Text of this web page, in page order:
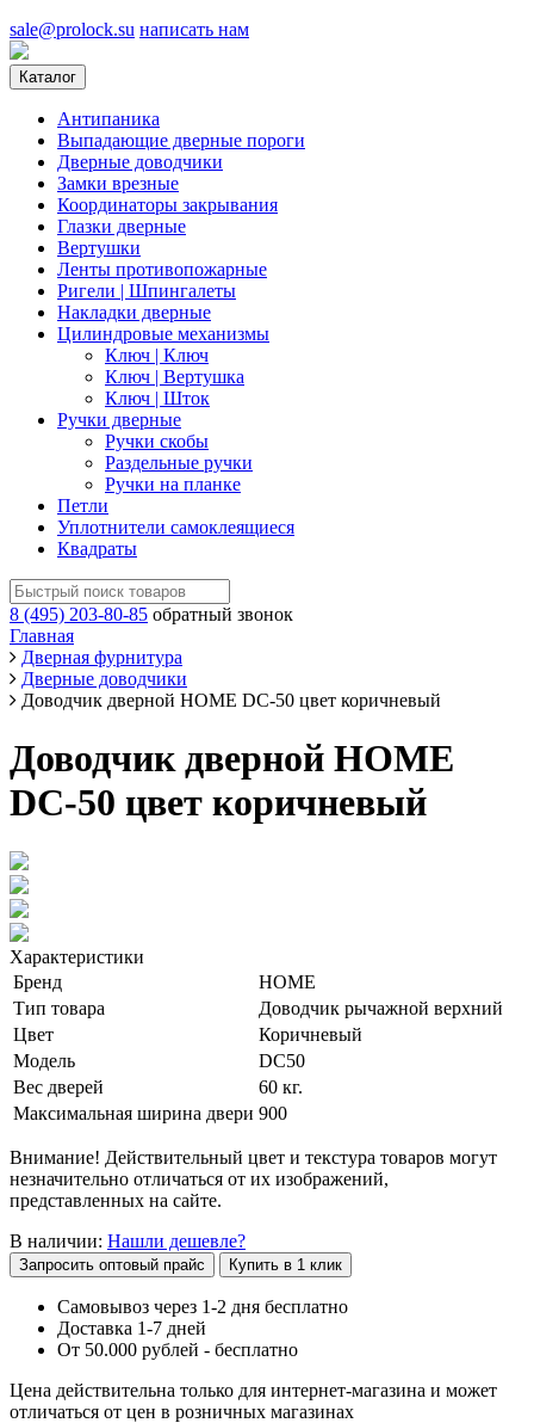
sale@prolock.su написать нам
Каталог
Антипаника
Выпадающие дверные пороги
Дверные доводчики
Замки врезные
Координаторы закрывания
Глазки дверные
Вертушки
Ленты противопожарные
Ригели | Шпингалеты
Накладки дверные
Цилиндровые механизмы
Ключ | Ключ
Ключ | Вертушка
Ключ | Шток
Ручки дверные
Ручки скобы
Раздельные ручки
Ручки на планке
Петли
Уплотнители самоклеящиеся
Квадраты
8 (495) 203-80-85 обратный звонок
Главная
Дверная фурнитура
Дверные доводчики
Доводчик дверной НОМЕ DC-50 цвет коричневый
Доводчик дверной НОМЕ
DC-50 цвет коричневый
Характеристики
Бренд
HOME
Тип товара
Доводчик рычажной верхний
Цвет
Коричневый
Модель
DC50
Вес дверей
60 кг.
Максимальная ширина двери 900
Внимание! Действительный цвет и текстура товаров могут
незначительно отличаться от их изображений,
представленных на сайте.
В наличии: Нашли дешевле?
Запросить оптовый прайс Купить в 1 клик
Самовывоз через 1-2 дня бесплатно
Доставка 1-7 дней
От 50.000 рублей - бесплатно
Цена действительна только для интернет-магазина и может
отличаться от цен в розничных магазинах